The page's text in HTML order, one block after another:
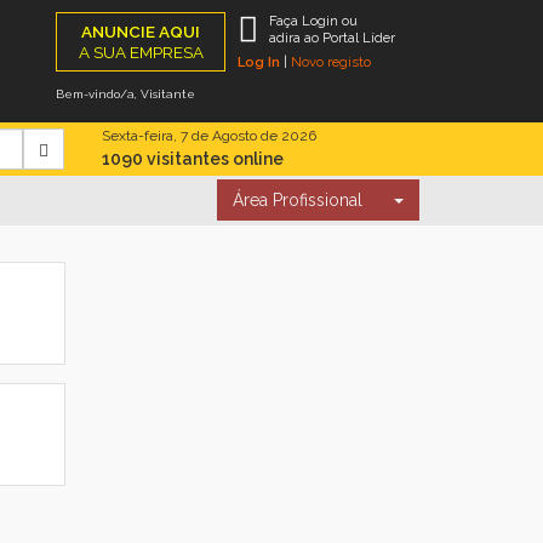
ANUNCIE AQUI
A SUA EMPRESA
Faça Login ou
adira ao Portal Líder
Log In
Novo registo
Bem-vindo/a, Visitante
Sexta-feira, 7 de Agosto de 2026
1090 visitantes online
Área Profissional